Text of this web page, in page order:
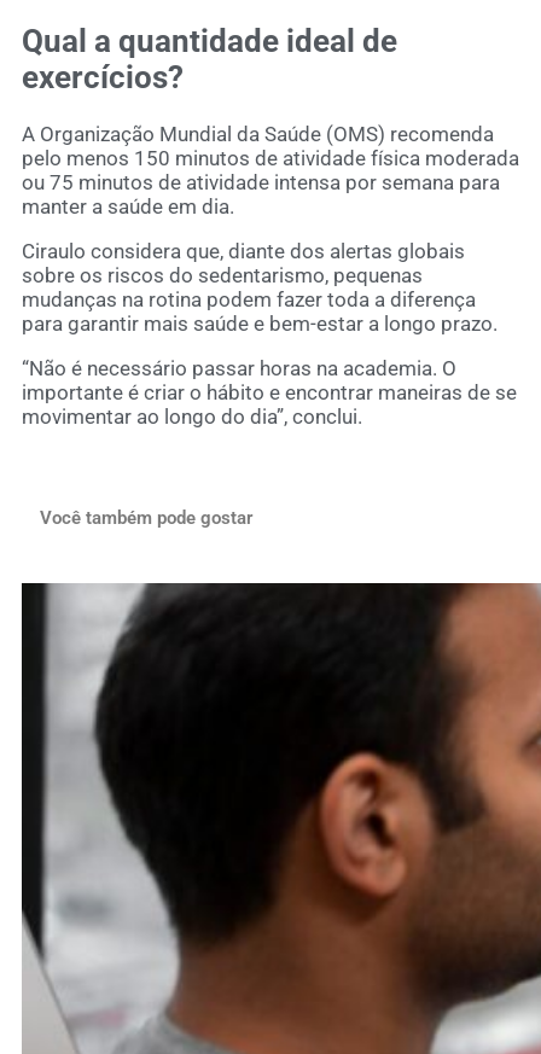
Qual a quantidade ideal de
exercícios?
A Organização Mundial da Saúde (OMS) recomenda
pelo menos 150 minutos de atividade física moderada
ou 75 minutos de atividade intensa por semana para
manter a saúde em dia.
Ciraulo considera que, diante dos alertas globais
sobre os riscos do sedentarismo, pequenas
mudanças na rotina podem fazer toda a diferença
para garantir mais saúde e bem-estar a longo prazo.
“Não é necessário passar horas na academia. O
importante é criar o hábito e encontrar maneiras de se
movimentar ao longo do dia”, conclui.
Você também pode gostar